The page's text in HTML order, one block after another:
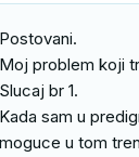
Postovani.
Moj problem koji
Slucaj br 1.
Kada sam u
moguce u tom